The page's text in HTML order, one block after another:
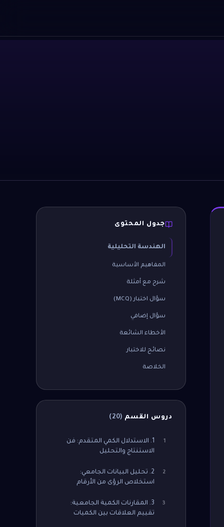
جدول المحتوى
الهندسة التحليلية
المفاهيم الأساسية
شرح مع أمثلة
سؤال اختبار (MCQ)
سؤال إضافي
الأخطاء الشائعة
نصائح للاختبار
الخلاصة
دروس القسم (
20
)
1
1. الاستدلال الكمي المتقدم: فن
الاستنتاج والتحليل
2
2. تحليل البيانات الجامعي:
استخلاص الرؤى من الأرقام
3
3. المقارنات الكمية الجامعية:
تقييم العلاقات بين الكميات